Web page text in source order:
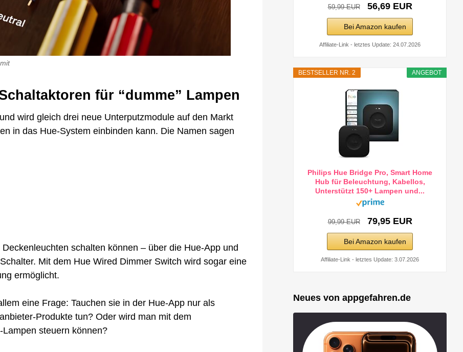
für “dumme” Lampen
wird gleich drei neue Unterputzmodule auf den Markt
in das Hue-System einbinden kann. Die Namen sagen
schalten können – über die Hue-App und
Mit dem Hue Wired Dimmer Switch wird sogar eine
ermöglicht.
eine Frage: Tauchen sie in der Hue-App nur als
Produkte tun? Oder wird man mit dem
steuern können?
59,99 EUR 56,69 EUR
Bei Amazon kaufen
Affiliate-Link - letztes Update: 24.07.2026
ANGEBOT
BESTSELLER NR. 2
Philips Hue Bridge Pro, Smart Home
Hub für Beleuchtung, Kabellos,
Unterstützt 150+ Lampen und...
99,99 EUR 79,95 EUR
Bei Amazon kaufen
Affiliate-Link - letztes Update: 3.07.2026
Neues von appgefahren.de